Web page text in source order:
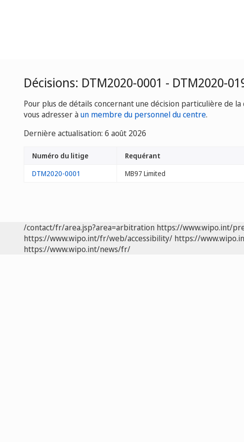
Décisions: DTM2020-0001 - DTM2020-
Pour plus de détails concernant une décision particulière de
vous adresser àun membre du personnel du centre.
Dernière actualisation: 6 août 2026
Numéro du litige Requérant
DTM2020-0001
MB97 Limited
/contact/fr/area.jsp?area=arbitration https://www.wipo.int/
https://www.wipo.int/fr/web/accessibility/ https://
https://www.wipo.int/news/fr/